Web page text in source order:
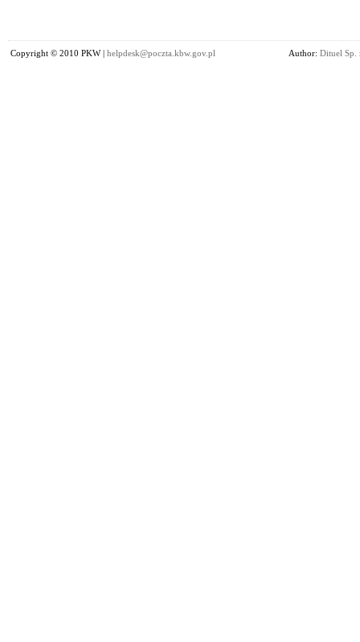
Copyright © 2010 PKW | helpdesk@poczta.kbw.gov.pl Author: Dituel Sp.